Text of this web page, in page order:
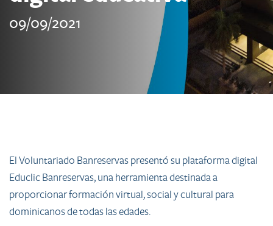
09/09/2021
El Voluntariado Banreservas presentó su plataforma digital
Educlic Banreservas, una herramienta destinada a
proporcionar formación virtual, social y cultural para
dominicanos de todas las edades.